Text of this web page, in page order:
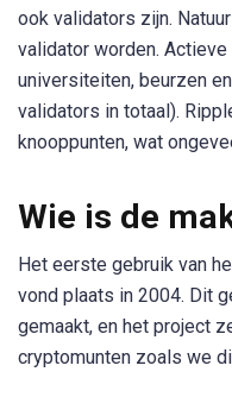
ook validators zijn.
validator worden.
universiteiten, beurzen
validators in totaal).
knooppunten, wat
Wie is de
Het eerste gebruik van
vond plaats in 2004. Dit
gemaakt, en het project
cryptomunten zoals we